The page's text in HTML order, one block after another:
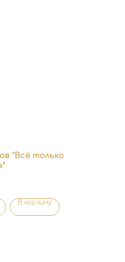
"Всё только
В корзину